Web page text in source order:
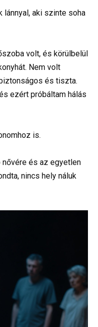
aki szinte soha
volt, és körülbelül
Nem volt
és tiszta.
ezért próbáltam hálás
is.
nővére és az egyetlen
nincs hely náluk